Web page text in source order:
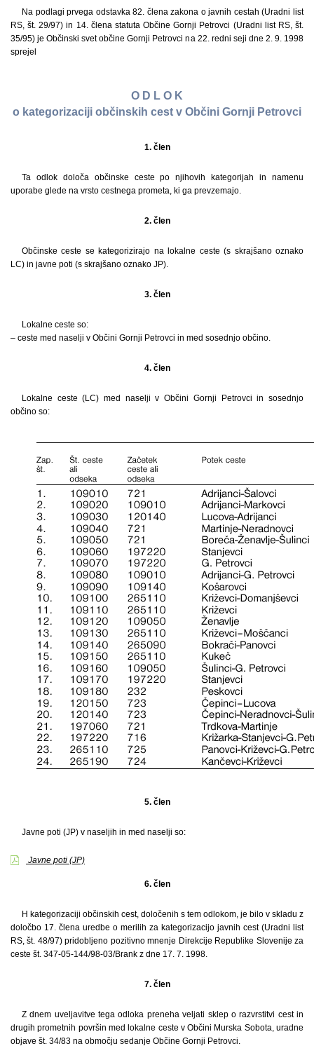
Na podlagi prvega odstavka 82. člena zakona o javnih cestah (Uradni list
RS, št. 29/97) in 14. člena statuta Občine Gornji Petrovci (Uradni list RS, št.
35/95) je Občinski svet občine Gornji Petrovci na 22. redni seji dne 2. 9. 1998
sprejel
O D L O K
o kategorizaciji občinskih cest v Občini Gornji Petrovci
1. člen
Ta odlok določa občinske ceste po njihovih kategorijah in namenu
uporabe glede na vrsto cestnega prometa, ki ga prevzemajo.
2. člen
Občinske ceste se kategorizirajo na lokalne ceste (s skrajšano oznako
LC) in javne poti (s skrajšano oznako JP).
3. člen
Lokalne ceste so:
– ceste med naselji v Občini Gornji Petrovci in med sosednjo občino.
4. člen
Lokalne ceste (LC) med naselji v Občini Gornji Petrovci in sosednjo
občino so:
5. člen
Javne poti (JP) v naseljih in med naselji so:
Javne poti (JP)
6. člen
H kategorizaciji občinskih cest, določenih s tem odlokom, je bilo v skladu z
določbo 17. člena uredbe o merilih za kategorizacijo javnih cest (Uradni list
RS, št. 48/97) pridobljeno pozitivno mnenje Direkcije Republike Slovenije za
ceste št. 347-05-144/98-03/Brank z dne 17. 7. 1998.
7. člen
Z dnem uveljavitve tega odloka preneha veljati sklep o razvrstitvi cest in
drugih prometnih površin med lokalne ceste v Občini Murska Sobota, uradne
objave št. 34/83 na območju sedanje Občine Gornji Petrovci.